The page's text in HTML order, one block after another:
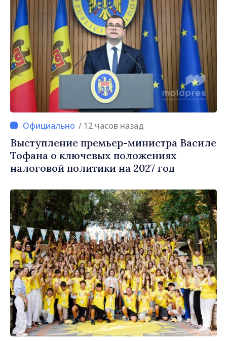
/ 12 часов назад
Выступление премьер-министра Василе
Тофана о ключевых положениях
налоговой политики на 2027 год